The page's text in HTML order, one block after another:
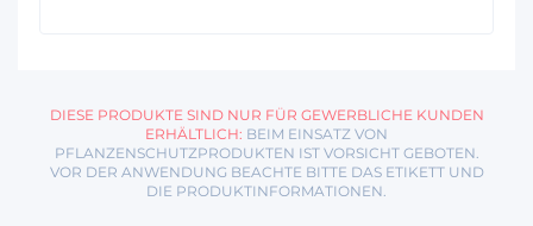
DIESE PRODUKTE SIND NUR FÜR GEWERBLICHE KUNDEN
ERHÄLTLICH: BEIM EINSATZ VON
PFLANZENSCHUTZPRODUKTEN IST VORSICHT GEBOTEN.
VOR DER ANWENDUNG BEACHTE BITTE DAS ETIKETT UND
DIE PRODUKTINFORMATIONEN.